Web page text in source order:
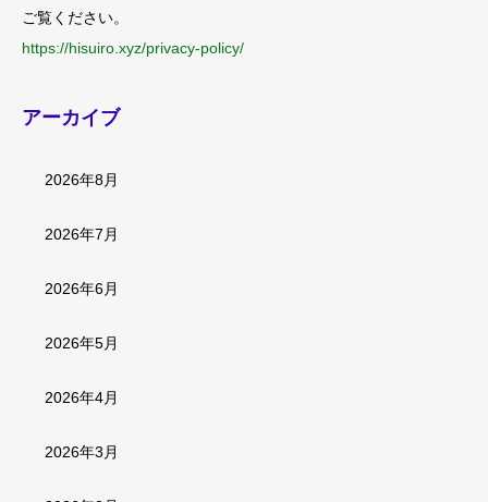
ご覧ください。
https://hisuiro.xyz/privacy-policy/
アーカイブ
2026年8月
2026年7月
2026年6月
2026年5月
2026年4月
2026年3月